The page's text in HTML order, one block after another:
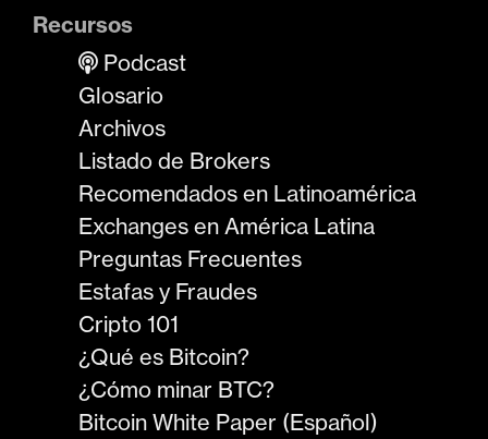
Recursos
Podcast
Glosario
Archivos
Listado de Brokers
Recomendados en Latinoamérica
Exchanges en América Latina
Preguntas Frecuentes
Estafas y Fraudes
Cripto 101
¿Qué es Bitcoin?
¿Cómo minar BTC?
Bitcoin White Paper (Español)